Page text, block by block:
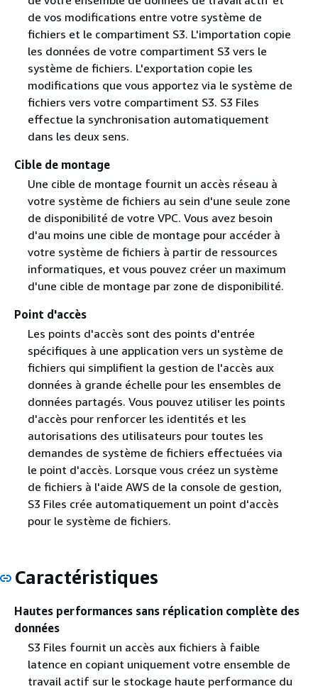
de vos modifications entre votre système de
fichiers et le compartiment S3. L'importation copie
les données de votre compartiment S3 vers le
système de fichiers. L'exportation copie les
modifications que vous apportez via le système de
fichiers vers votre compartiment S3. S3 Files
effectue la synchronisation automatiquement
dans les deux sens.
Cible de montage
Une cible de montage fournit un accès réseau à
votre système de fichiers au sein d'une seule zone
de disponibilité de votre VPC. Vous avez besoin
d'au moins une cible de montage pour accéder à
votre système de fichiers à partir de ressources
informatiques, et vous pouvez créer un maximum
d'une cible de montage par zone de disponibilité.
Point d'accès
Les points d'accès sont des points d'entrée
spécifiques à une application vers un système de
fichiers qui simplifient la gestion de l'accès aux
données à grande échelle pour les ensembles de
données partagés. Vous pouvez utiliser les points
d'accès pour renforcer les identités et les
autorisations des utilisateurs pour toutes les
demandes de système de fichiers effectuées via
le point d'accès. Lorsque vous créez un système
de fichiers à l'aide AWS de la console de gestion,
S3 Files crée automatiquement un point d'accès
pour le système de fichiers.
Caractéristiques
Hautes performances sans réplication complète des
données
S3 Files fournit un accès aux fichiers à faible
latence en copiant uniquement votre ensemble de
travail actif sur le stockage haute performance du